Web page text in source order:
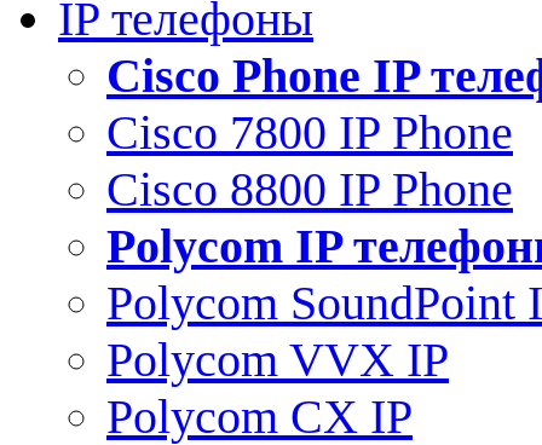
IP телефоны
Сisco Phone IP
Cisco 7800 IP Phone
Cisco 8800 IP Phone
Polycom IP
Polycom SoundPoint
Polycom VVX IP
Polycom CX IP